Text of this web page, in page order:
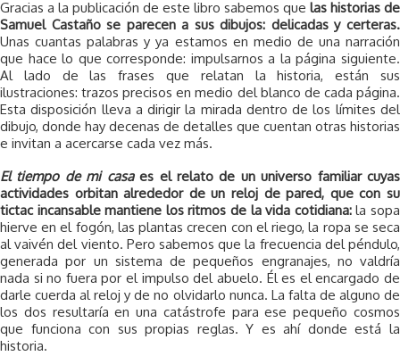
Gracias a la publicación de este libro sabemos que las historias de
Samuel Castaño se parecen a sus dibujos: delicadas y certeras.
Unas cuantas palabras y ya estamos en medio de una narración
que hace lo que corresponde: impulsarnos a la página siguiente.
Al lado de las frases que relatan la historia, están sus
ilustraciones: trazos precisos en medio del blanco de cada página.
Esta disposición lleva a dirigir la mirada dentro de los límites del
dibujo, donde hay decenas de detalles que cuentan otras historias
e invitan a acercarse cada vez más.
El tiempo de mi casaes el relato de un universo familiar cuyas
actividades orbitan alrededor de un reloj de pared, que con su
tictac incansable mantiene los ritmos de la vida cotidiana:la sopa
hierve en el fogón, las plantas crecen con el riego, la ropa se seca
al vaivén del viento. Pero sabemos que la frecuencia del péndulo,
generada por un sistema de pequeños engranajes, no valdría
nada si no fuera por el impulso del abuelo. Él es el encargado de
darle cuerda al reloj y de no olvidarlo nunca. La falta de alguno de
los dos resultaría en una catástrofe para ese pequeño cosmos
que funciona con sus propias reglas. Y es ahí donde está la
historia.